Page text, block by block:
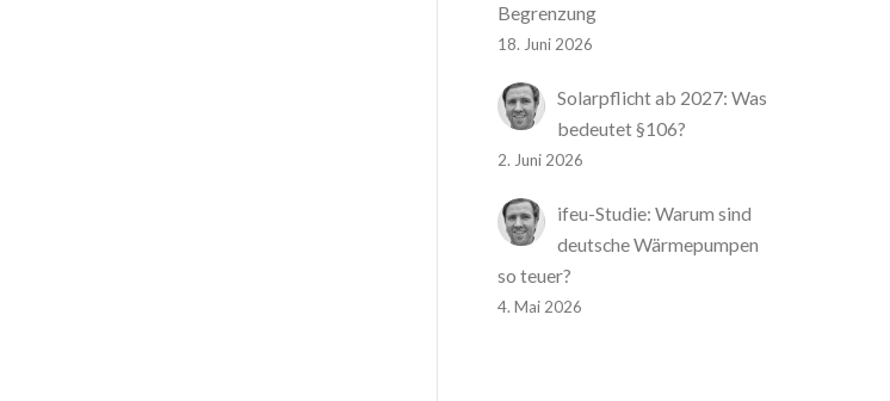
Begrenzung
18. Juni 2026
Solarpflicht ab 2027: Was
bedeutet §106?
2. Juni 2026
ifeu-Studie: Warum sind
deutsche Wärmepumpen
so teuer?
4. Mai 2026